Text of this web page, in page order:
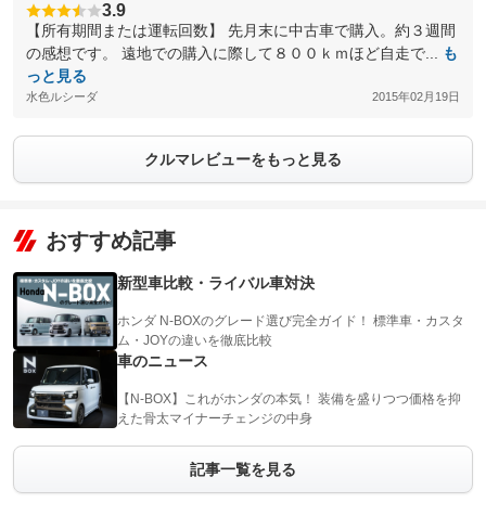
3.9
【所有期間または運転回数】 先月末に中古車で購入。約３週間
の感想です。 遠地での購入に際して８００ｋｍほど自走で...
も
っと見る
水色ルシーダ 2015年02月19日
クルマレビューをもっと見る
おすすめ記事
新型車比較・ライバル車対決
ホンダ N-BOXのグレード選び完全ガイド！ 標準車・カスタ
ム・JOYの違いを徹底比較
車のニュース
【N-BOX】これがホンダの本気！ 装備を盛りつつ価格を抑
えた骨太マイナーチェンジの中身
記事一覧を見る